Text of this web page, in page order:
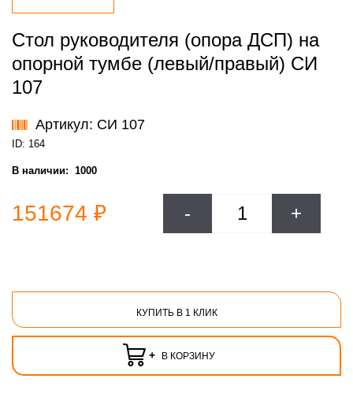
Стол руководителя (опора ДСП) на
опорной тумбе (левый/правый) СИ
107
Артикул: СИ 107
ID: 164
В наличии: 1000
151674 ₽ - +
КУПИТЬ В 1 КЛИК
+ В КОРЗИНУ